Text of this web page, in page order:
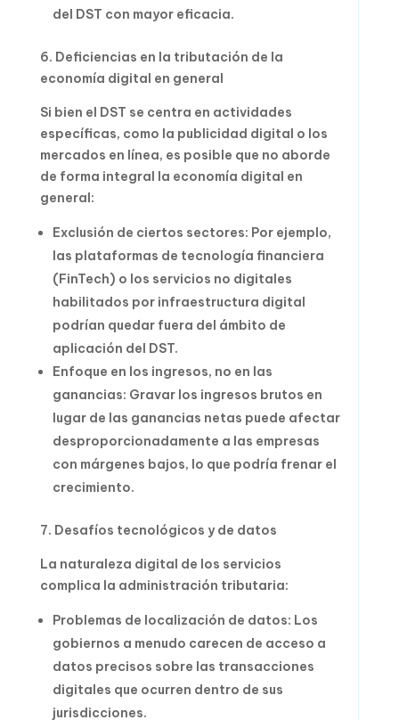
del DST con mayor eficacia.
6. Deficiencias en la tributación de la
economía digital en general
Si bien el DST se centra en actividades
específicas, como la publicidad digital o los
mercados en línea, es posible que no aborde
de forma integral la economía digital en
general:
Exclusión de ciertos sectores: Por ejemplo,
las plataformas de tecnología financiera
(FinTech) o los servicios no digitales
habilitados por infraestructura digital
podrían quedar fuera del ámbito de
aplicación del DST.
Enfoque en los ingresos, no en las
ganancias: Gravar los ingresos brutos en
lugar de las ganancias netas puede afectar
desproporcionadamente a las empresas
con márgenes bajos, lo que podría frenar el
crecimiento.
7. Desafíos tecnológicos y de datos
La naturaleza digital de los servicios
complica la administración tributaria:
Problemas de localización de datos: Los
gobiernos a menudo carecen de acceso a
datos precisos sobre las transacciones
digitales que ocurren dentro de sus
jurisdicciones.